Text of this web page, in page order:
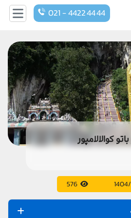
021 - 4422 44 44
کوالالامپور